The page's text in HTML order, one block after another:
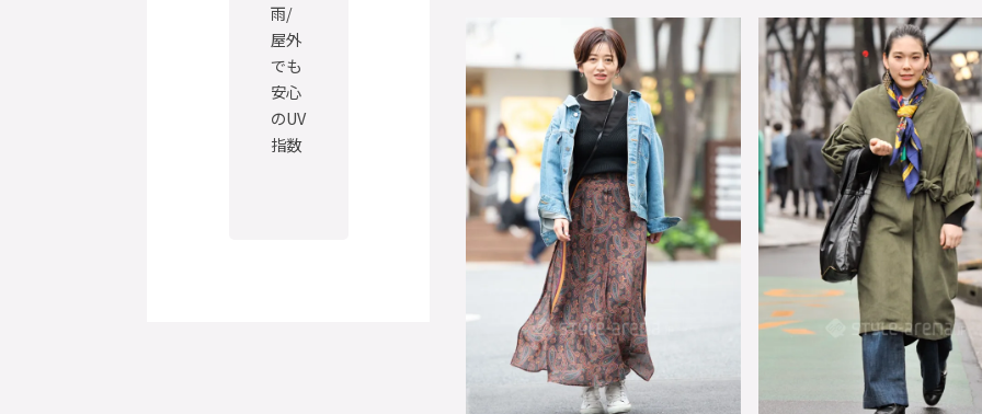
雨/
屋外
でも
安心
のUV
指数